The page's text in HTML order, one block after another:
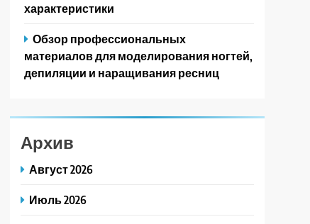
характеристики
Обзор профессиональных
материалов для моделирования ногтей,
депиляции и наращивания ресниц
Архив
Август 2026
Июль 2026